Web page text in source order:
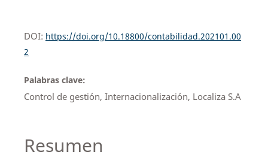
DOI: https://doi.org/10.18800/contabilidad.202101.00
2
Palabras clave:
Control de gestión, Internacionalización, Localiza S.A
Resumen